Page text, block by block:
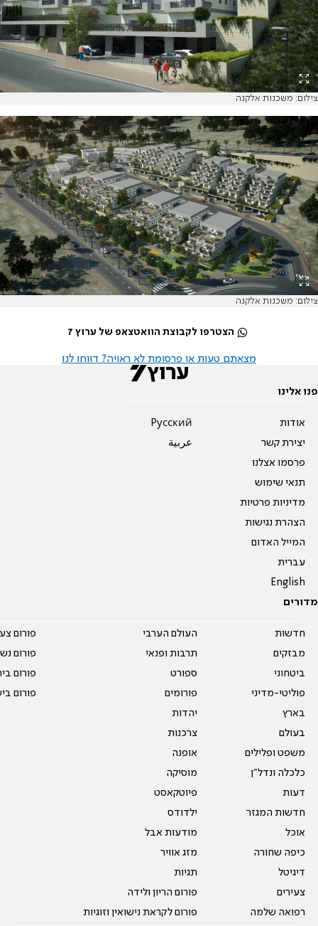
צילום: משכנות אלקנה
צילום: משכנות אלקנה
הצטרפו לקבוצת הוואטצאפ של ערוץ 7
מצאתם טעות או פרסומת לא ראויה? דווחו לנו
פנו אלינו
אודות
יצירת קשר
פרסמו אצלנו
תנאי שימוש
מדיניות פרטיות
הצהרת נגישות
המייל האדום
עברית
English
Pусский
عربية
מדורים
חדשות
מבזקים
ביטחוני
פוליטי-מדיני
בארץ
בעולם
משפט ופלילים
כלכלה ונדל"ן
דעות
חדשות המגזר
אוכל
כיפה שחורה
דיגיטל
צעירים
רפואה שלמה
העולם הערבי
תרבות ופנאי
ספורט
פורומים
יהדות
צרכנות
אופנה
מוסיקה
פיוטקאסט
ילדודס
מודעות אבל
מזג אוויר
תגיות
פורום הריון ולידה
פורום לקראת נישואין וזוגיות
פורום
פורום
פורום
פורום